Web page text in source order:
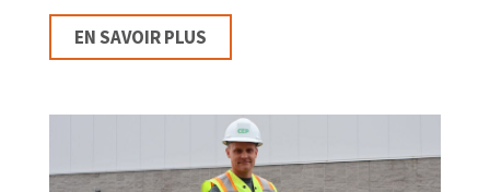
EN SAVOIR PLUS